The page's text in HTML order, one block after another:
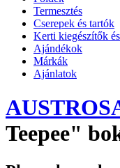
Termesztés
Cserepek és tartók
Kerti kiegészítők
Ajándékok
Márkák
Ajánlatok
Teepee"